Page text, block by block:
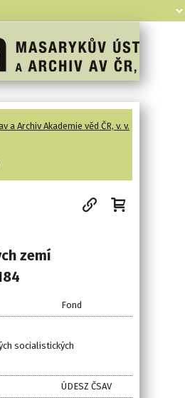
a Archiv Akademie věd ČR, v. v.
zemí
Fond
socialistických
ÚDESZ ČSAV